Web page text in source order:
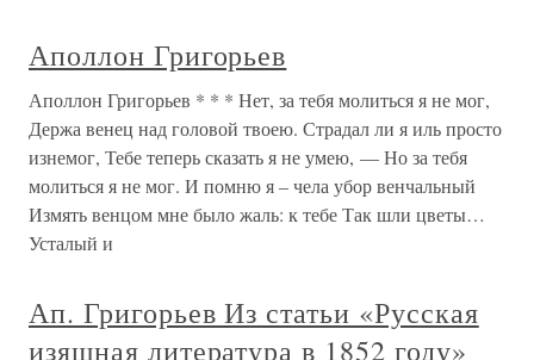
Аполлон Григорьев
Аполлон Григорьев * * * Нет, за тебя молиться я не мог,
Держа венец над головой твоею. Страдал ли я иль просто
изнемог, Тебе теперь сказать я не умею, — Но за тебя
молиться я не мог. И помню я – чела убор венчальный
Измять венцом мне было жаль: к тебе Так шли цветы…
Усталый и
Ап. Григорьев Из статьи «Русская
изящная литература в 1852 году»